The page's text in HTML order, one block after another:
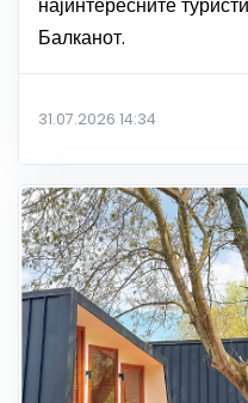
Балканот.
31.07.2026 14:34